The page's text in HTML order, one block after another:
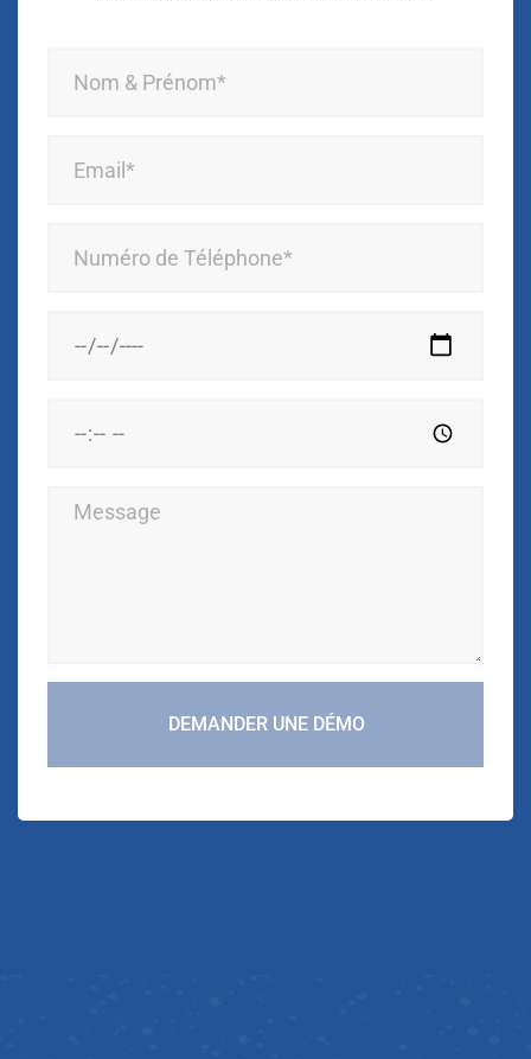
DEMANDER UNE DÉMO